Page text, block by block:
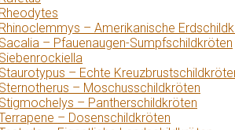
– Amerikanische
– Pfauenaugen-Sumpfschildkröten
– Echte
– Moschusschildkröten
– Pantherschildkröten
– Dosenschildkröten